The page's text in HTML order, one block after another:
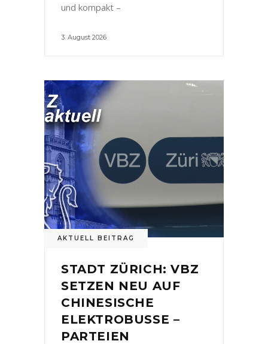
und kompakt –
3. August 2026
AKTUELL BEITRAG
STADT ZÜRICH: VBZ
SETZEN NEU AUF
CHINESISCHE
ELEKTROBUSSE –
PARTEIEN